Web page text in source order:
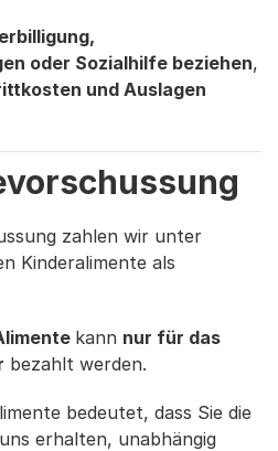
oder Sozialhilfe beziehen,
und Auslagen
zahlen wir unter
Kinderalimente als
kann nur für das
bezahlt werden.
bedeutet, dass Sie die
erhalten, unabhängig